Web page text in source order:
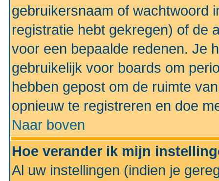
gebruikersnaam of wachtwoord
registratie hebt gekregen) of de
voor een bepaalde redenen. Je
gebruikelijk voor boards om
hebben gepost om de ruimte
opnieuw te registreren en doe
Naar boven
Hoe verander ik mijn
Al uw instellingen (indien je